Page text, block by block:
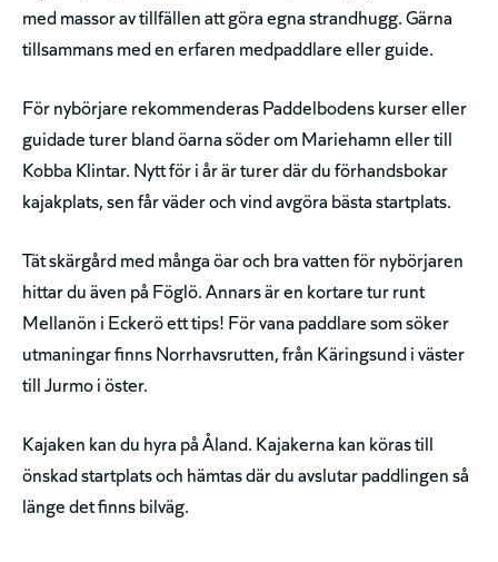
med massor av tillfällen att göra egna strandhugg. Gärna
tillsammans med en erfaren medpaddlare eller guide.
För nybörjare rekommenderas Paddelbodens kurser eller
guidade turer bland öarna söder om Mariehamn eller till
Kobba Klintar. Nytt för i år är turer där du förhandsbokar
kajakplats, sen får väder och vind avgöra bästa startplats.
Tät skärgård med många öar och bra vatten för nybörjaren
hittar du även på Föglö. Annars är en kortare tur runt
Mellanön i Eckerö ett tips! För vana paddlare som söker
utmaningar finns Norrhavsrutten, från Käringsund i väster
till Jurmo i öster.
Kajaken kan du hyra på Åland. Kajakerna kan köras till
önskad startplats och hämtas där du avslutar paddlingen så
länge det finns bilväg.